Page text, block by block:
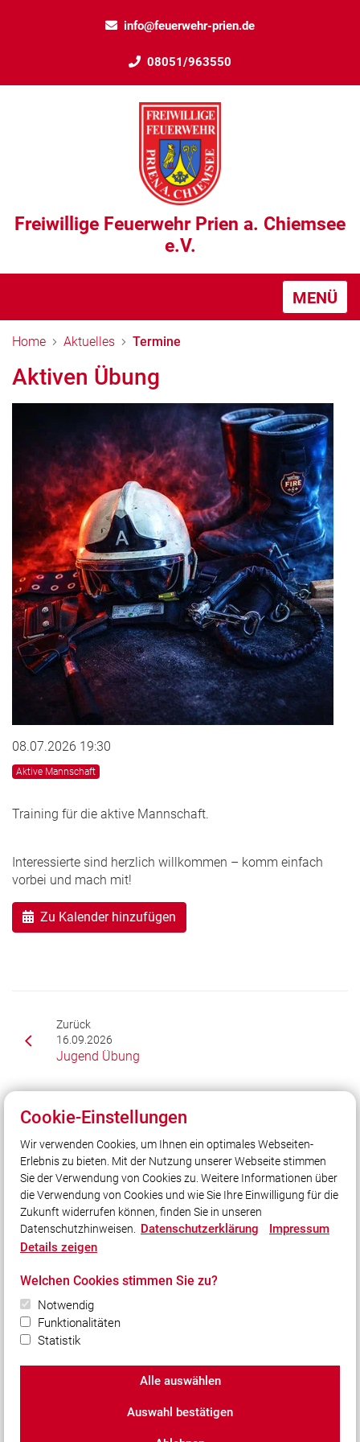
info@feuerwehr-prien.de
08051/963550
Freiwillige Feuerwehr Prien a. Chiemsee
e.V.
MENÜ
Home Aktuelles Termine
Aktiven Übung
08.07.2026 19:30
Aktive Mannschaft
Training für die aktive Mannschaft.
Interessierte sind herzlich willkommen – komm einfach
vorbei und mach mit!
Zu Kalender hinzufügen
Zurück
16.09.2026
Jugend Übung
Unser Leitsatz
Gott zur Ehr, dem Nächsten zur Wehr.
Seit 1869.
Social Media
Bleiben Sie mit uns in Kontakt und vernetzen Sie sich
mit uns!
© 2026 Freiwillige Feuerwehr Prien a. Chiemsee e.V.
Datenschutz|Cookie-Einstellungen
Cookie-Einstellungen
Wir verwenden Cookies, um Ihnen ein optimales Webseiten-
Erlebnis zu bieten. Mit der Nutzung unserer Webseite stimmen
Sie der Verwendung von Cookies zu. Weitere Informationen über
die Verwendung von Cookies und wie Sie Ihre Einwilligung für die
Zukunft widerrufen können, finden Sie in unseren
Datenschutzhinweisen. Datenschutzerklärung
Impressum
Details zeigen
Welchen Cookies stimmen Sie zu?
Notwendig
Funktionalitäten
Statistik
Alle auswählen
Auswahl bestätigen